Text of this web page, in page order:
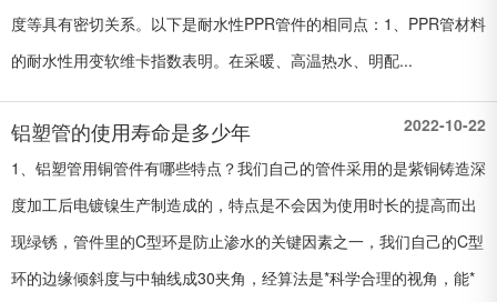
度等具有密切关系。以下是耐水性PPR管件的相同点：1、PPR管材料
的耐水性用变软维卡指数表明。在采暖、高温热水、明配...
铝塑管的使用寿命是多少年
2022-10-22
1、铝塑管用铜管件有哪些特点？我们自己的管件采用的是紫铜铸造深
度加工后电镀镍生产制造成的，特点是不会因为使用时长的提高而出
现绿锈，管件里的C型环是防止渗水的关键因素之一，我们自己的C型
环的边缘倾斜度与中轴线成30夹角，经算法是*科学合理的视角，能*